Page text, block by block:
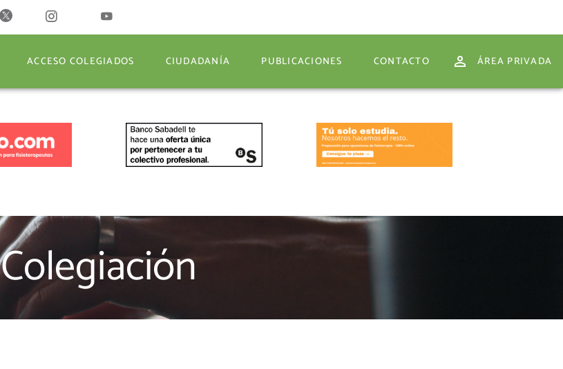
ACCESO COLEGIADOS CIUDADANÍA PUBLICACIONES CONTACTO ÁREA PRIVADA
ACCESO COLEGIADOS
Colegiación